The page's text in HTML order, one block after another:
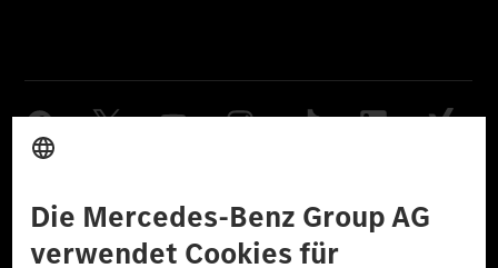
Datenschutz Lizenzhinweise Dritter Barrierefreiheit